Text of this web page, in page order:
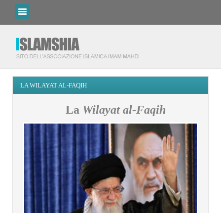
LA WILAYAT AL-FAQIH
La Wilayat al-Faqih